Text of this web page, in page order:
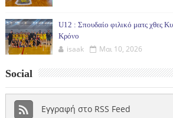
U12 : Σπουδαίο φιλικό ματς χθες
Κρόνο
isaak Μαι 10, 2026
Social
Εγγραφή στο RSS Feed